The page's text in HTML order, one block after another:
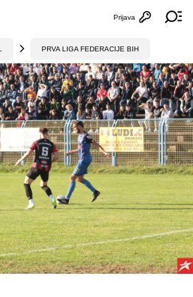
Otvori
Prijava
PRVA LIGA FEDERACIJE BIH